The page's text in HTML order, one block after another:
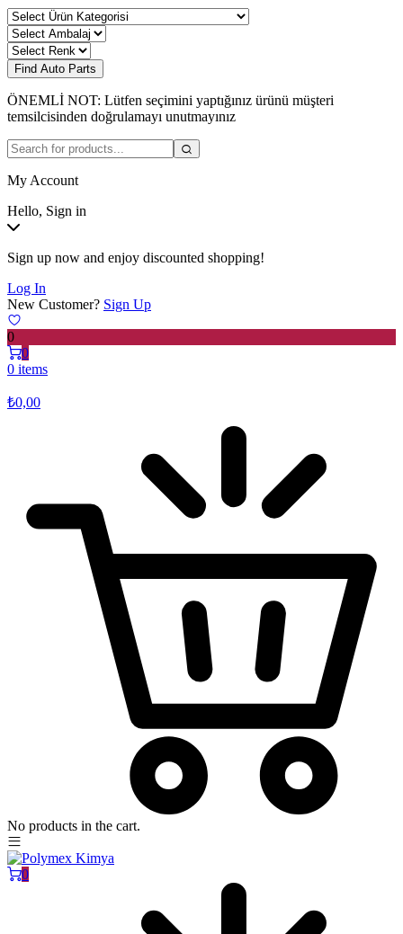
Find Auto Parts
ÖNEMLİ NOT: Lütfen seçimini yaptığınız ürünü müşteri
temsilcisinden doğrulamayı unutmayınız
My Account
Hello, Sign in
Sign up now and enjoy discounted shopping!
Log In
New Customer? Sign Up
0
0
0 items
₺0,00
No products in the cart.
0